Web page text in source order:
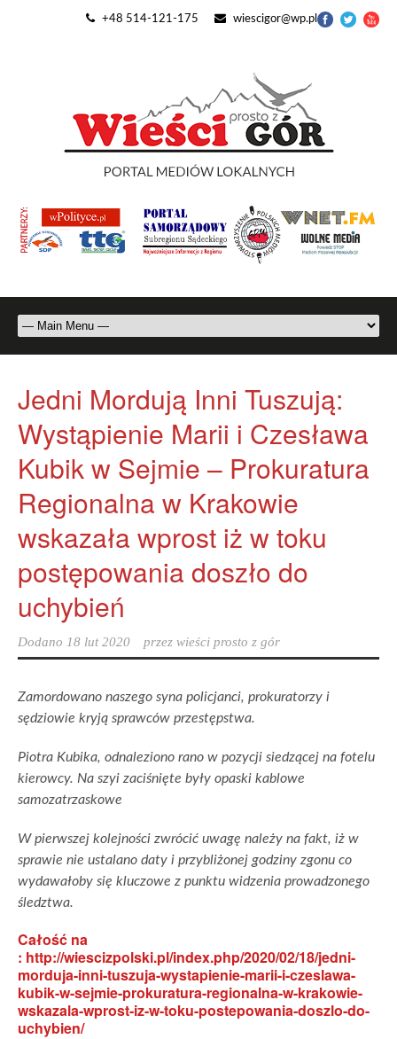
+48 514-121-175 wiescigor@wp.pl
Jedni Mordują Inni Tuszują:
Wystąpienie Marii i Czesława
Kubik w Sejmie – Prokuratura
Regionalna w Krakowie
wskazała wprost iż w toku
postępowania doszło do
uchybień
Dodano 18 lut 2020 przez wieści prosto z gór
Zamordowano naszego syna policjanci, prokuratorzy i
sędziowie kryją sprawców przestępstwa.
Piotra Kubika, odnaleziono rano w pozycji siedzącej na fotelu
kierowcy. Na szyi zaciśnięte były opaski kablowe
samozatrzaskowe
W pierwszej kolejności zwrócić uwagę należy na fakt, iż w
sprawie nie ustalano daty i przybliżonej godziny zgonu co
wydawałoby się kluczowe z punktu widzenia prowadzonego
śledztwa.
Całość na
: http://wiescizpolski.pl/index.php/2020/02/18/jedni-
morduja-inni-tuszuja-wystapienie-marii-i-czeslawa-
kubik-w-sejmie-prokuratura-regionalna-w-krakowie-
wskazala-wprost-iz-w-toku-postepowania-doszlo-do-
uchybien/